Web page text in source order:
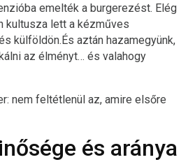
emelték a burgerezést. Elég
kultusza lett a kézműves
külföldön.És aztán hazamegyünk,
az élményt… és valahogy
nem feltétlenül az, amire elsőre
és aránya